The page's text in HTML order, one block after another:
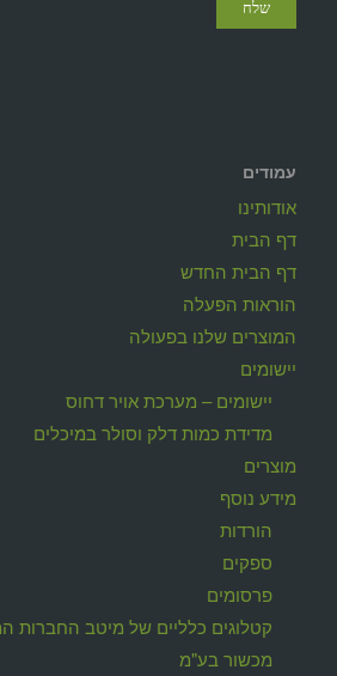
עמודים
אודותינו
דף הבית
דף הבית החדש
הוראות הפעלה
המוצרים שלנו בפעולה
יישומים
יישומים – מערכת אויר דחוס
מדידת כמות דלק וסולר במיכלים
מוצרים
מידע נוסף
הורדות
ספקים
פרסומים
קטלוגים כלליים של מיטב החברות
מכשור בע"מ